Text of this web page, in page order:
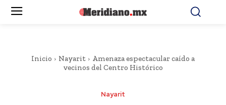
Inicio Nayarit
Amenaza espectacular caído a
vecinos del Centro Histórico
Nayarit